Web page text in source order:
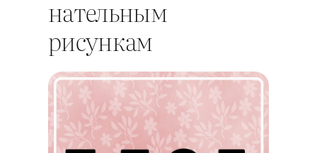
нательным
рисункам